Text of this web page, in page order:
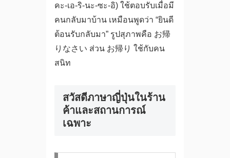
คะ-เอ-ริ-นะ-ซะ-อิ) ใช้ตอบรับเมื่อมี
คนกลับมาบ้าน เหมือนพูดว่า “ยินดี
ต้อนรับกลับมา” รูปสุภาพคือ お帰
りなさい ส่วน お帰り ใช้กับคน
สนิท
สวัสดีภาษาญี่ปุ่นในร้าน
ค้าและสถานการณ์
เฉพาะ